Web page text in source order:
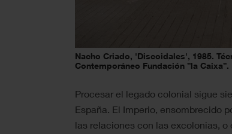
Nacho Criado, 'Discoidales', 1985.
Contemporáneo Fundación ”la Caixa”.
Procesar el legado colonial sigue
España. El Imperio, ensombrecido
las relaciones con las excolonias,